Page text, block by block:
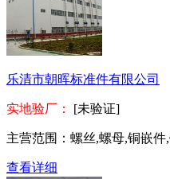
乐清市朝晖标准件有限公司
实地验厂： [未验证]
主营范围： 螺丝,螺母,铜嵌件
查看详细